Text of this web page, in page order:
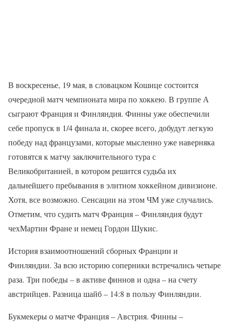
В воскресенье, 19 мая, в словацком Кошице состоится
очередной матч чемпионата мира по хоккею. В группе А
сыграют Франция и Финляндия. Финны уже обеспечили
себе пропуск в 1/4 финала и, скорее всего, добудут легкую
победу над французами, которые мысленно уже наверняка
готовятся к матчу заключительного тура с
Великобританией, в котором решится судьба их
дальнейшего пребывания в элитном хоккейном дивизионе.
Хотя, все возможно. Сенсации на этом ЧМ уже случались.
Отметим, что судить матч Франция – Финляндия будут
чехМартин Фране и немец Гордон Шукис.
История взаимоотношений сборных Франции и
Финляндии. За всю историю соперники встречались четыре
раза. Три победы – в активе финнов и одна – на счету
австрийцев. Разница шайб – 14:8 в пользу Финляндии.
Букмекеры о матче Франция – Австрия. Финны –